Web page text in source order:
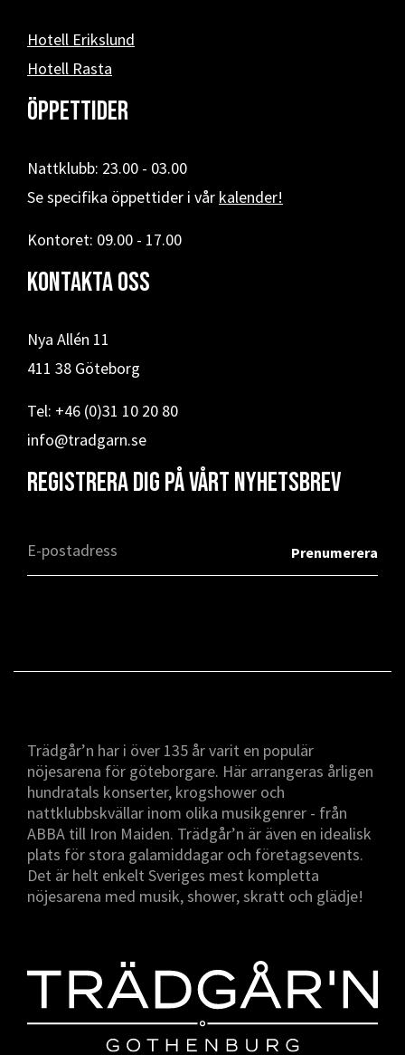
Hotell Erikslund
Hotell Rasta
Öppettider
Nattklubb: 23.00 - 03.00
Se specifika öppettider i vår kalender!
Kontoret: 09.00 - 17.00
Kontakta oss
Nya Allén 11
411 38 Göteborg
Tel: +46 (0)31 10 20 80
info@tradgarn.se
Registrera dig på vårt nyhetsbrev
Trädgår’n har i över 135 år varit en populär
nöjesarena för göteborgare. Här arrangeras årligen
hundratals konserter, krogshower och
nattklubbskvällar inom olika musikgenrer - från
ABBA till Iron Maiden. Trädgår’n är även en idealisk
plats för stora galamiddagar och företagsevents.
Det är helt enkelt Sveriges mest kompletta
nöjesarena med musik, shower, skratt och glädje!